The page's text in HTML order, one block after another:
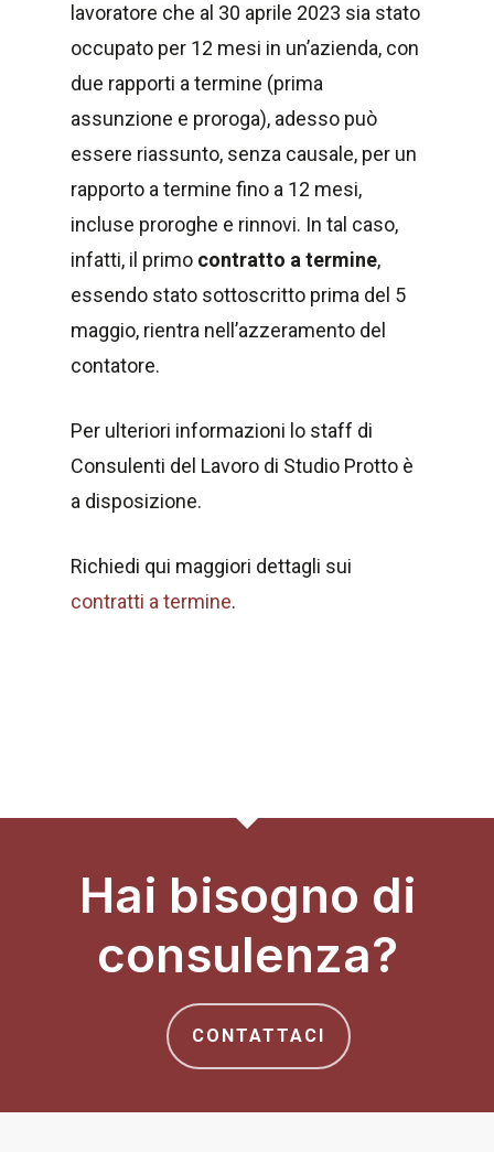
lavoratore che al 30 aprile 2023 sia stato
occupato per 12 mesi in un’azienda, con
due rapporti a termine (prima
assunzione e proroga), adesso può
essere riassunto, senza causale, per un
rapporto a termine fino a 12 mesi,
incluse proroghe e rinnovi. In tal caso,
infatti, il primo contratto a termine,
essendo stato sottoscritto prima del 5
maggio, rientra nell’azzeramento del
contatore.
Per ulteriori informazioni lo staff di
Consulenti del Lavoro di Studio Protto è
a disposizione.
Richiedi qui maggiori dettagli sui
contratti a termine.
Hai bisogno di
consulenza?
CONTATTACI